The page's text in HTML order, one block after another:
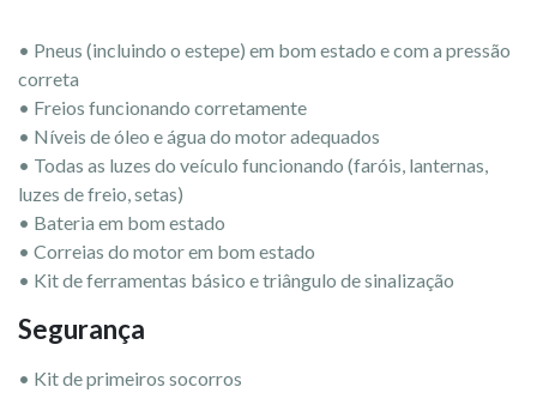
• Pneus (incluindo o estepe) em bom estado e com a pressão
correta
• Freios funcionando corretamente
• Níveis de óleo e água do motor adequados
• Todas as luzes do veículo funcionando (faróis, lanternas,
luzes de freio, setas)
• Bateria em bom estado
• Correias do motor em bom estado
• Kit de ferramentas básico e triângulo de sinalização
Segurança
• Kit de primeiros socorros